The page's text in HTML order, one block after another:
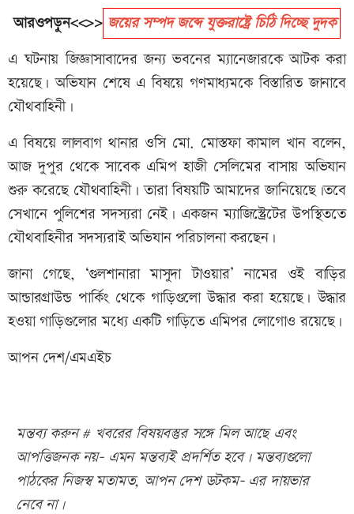
আরওপড়ুন<<>> জয়ের সম্পদ জব্দে যুক্তরাষ্ট্রে চিঠি দিচ্ছে দুদক
এ ঘটনায় জিজ্ঞাসাবাদের জন্য ভবনের ম্যানেজারকে আটক করা
হয়েছে। অভিযান শেষে এ বিষয়ে গণমাধ্যমকে বিস্তারিত জানাবে
যৌথবাহিনী।
এ বিষয়ে লালবাগ থানার ওসি মো. মোস্তফা কামাল খান বলেন,
আজ দুপুর থেকে সাবেক এমিপ হাজী সেলিমের বাসায় অভিযান
শুরু করেছে যৌথবাহিনী। তারা বিষয়টি আমাদের জানিয়েছে।তবে
সেখানে পুলিশের সদস্যরা নেই। একজন ম্যাজিস্ট্রেটের উপস্থিততে
যৌথবাহিনীর সদস্যরাই অভিযান পরিচালনা করছেন।
জানা গেছে, ‘গুলশানারা মাসুদা টাওয়ার’ নামের ওই বাড়ির
আন্ডারগ্রাউন্ড পার্কিং থেকে গাড়িগুলো উদ্ধার করা হয়েছে। উদ্ধার
হওয়া গাড়িগুলোর মধ্যে একটি গাড়িতে এমিপর লোগোও রয়েছে।
আপন দেশ/এমএইচ
মন্তব্য করুন # খবরের বিষয়বস্তুর সঙ্গে মিল আছে এবং
আপত্তিজনক নয়- এমন মন্তব্যই প্রদর্শিত হবে। মন্তব্যগুলো
পাঠকের নিজস্ব মতামত, আপন দেশ ডটকম- এর দায়ভার
নেবে না।